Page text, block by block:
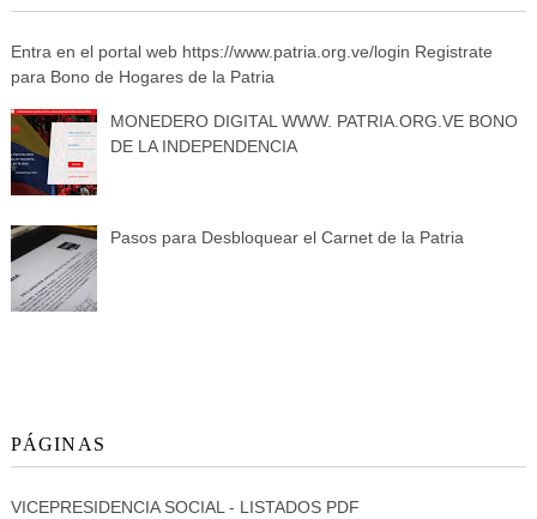
Entra en el portal web https://www.patria.org.ve/login Registrate
para Bono de Hogares de la Patria
MONEDERO DIGITAL WWW. PATRIA.ORG.VE BONO
DE LA INDEPENDENCIA
Pasos para Desbloquear el Carnet de la Patria
PÁGINAS
VICEPRESIDENCIA SOCIAL - LISTADOS PDF